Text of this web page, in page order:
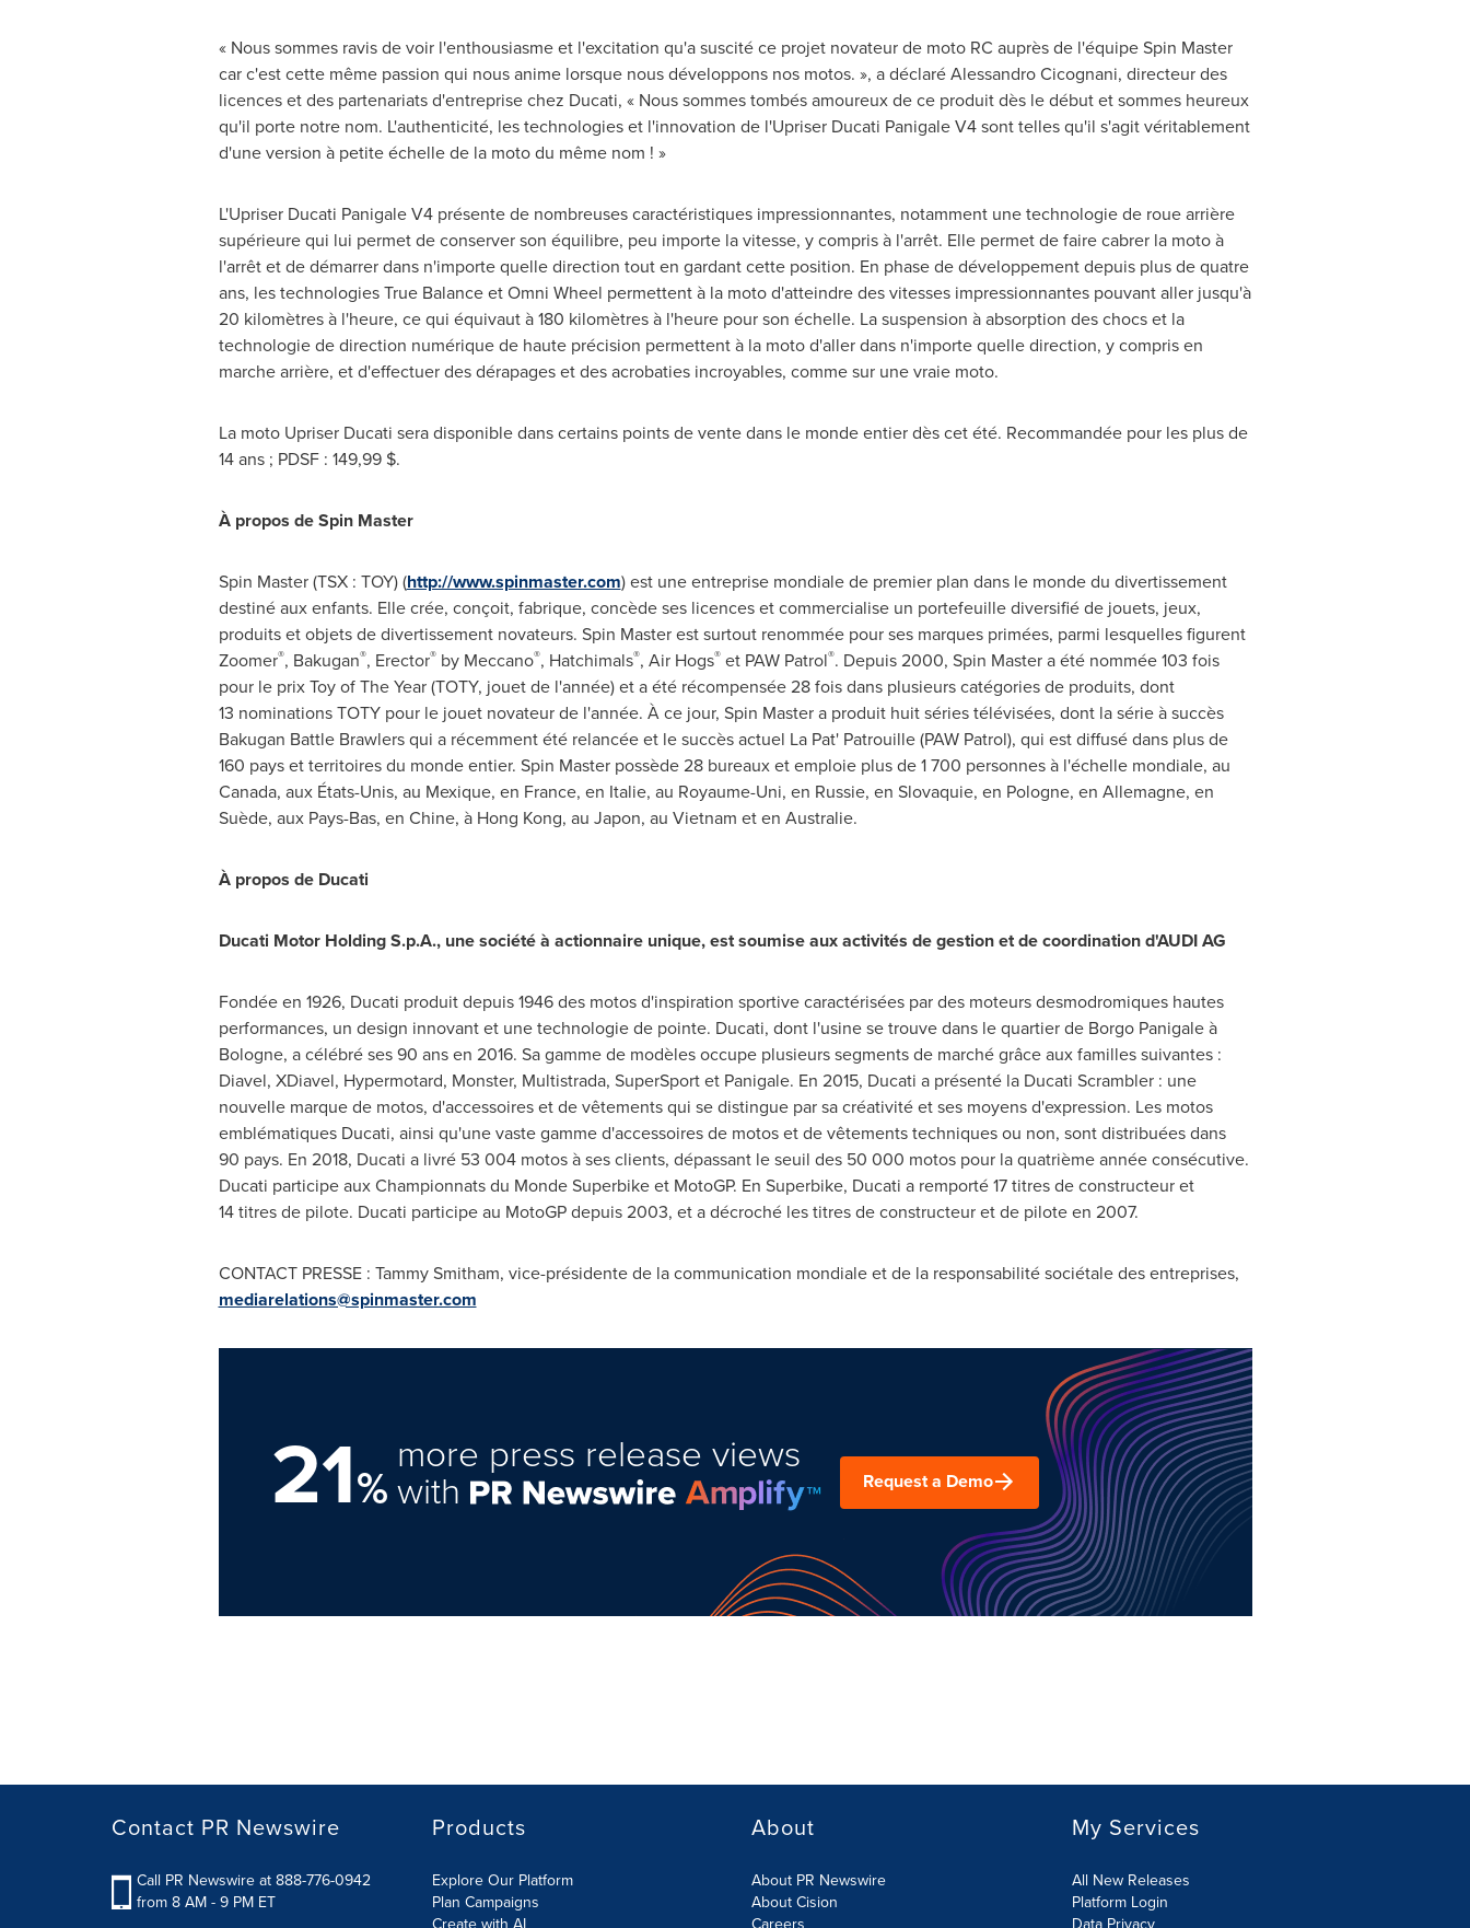
« Nous sommes ravis de voir l'enthousiasme et l'excitation qu'a suscité ce projet novateur de moto RC auprès de l'équipe Spin Master
car c'est cette même passion qui nous anime lorsque nous développons nos motos. », a déclaré Alessandro Cicognani, directeur des
licences et des partenariats d'entreprise chez Ducati, « Nous sommes tombés amoureux de ce produit dès le début et sommes heureux
qu'il porte notre nom. L'authenticité, les technologies et l'innovation de l'Upriser Ducati Panigale V4 sont telles qu'il s'agit véritablement
d'une version à petite échelle de la moto du même nom ! »
L'Upriser Ducati Panigale V4 présente de nombreuses caractéristiques impressionnantes, notamment une technologie de roue arrière
supérieure qui lui permet de conserver son équilibre, peu importe la vitesse, y compris à l'arrêt. Elle permet de faire cabrer la moto à
l'arrêt et de démarrer dans n'importe quelle direction tout en gardant cette position. En phase de développement depuis plus de quatre
ans, les technologies True Balance etOmni Wheel permettent à la moto d'atteindre des vitesses impressionnantes pouvant aller jusqu'à
20 kilomètres à l'heure, ce qui équivaut à 180 kilomètres à l'heure pour son échelle. La suspension à absorption des chocs et la
technologie de direction numérique de haute précision permettent à la moto d'aller dans n'importe quelle direction, y compris en
marche arrière, et d'effectuer des dérapages et des acrobaties incroyables, comme sur une vraie moto.
La moto Upriser Ducati sera disponible dans certains points de vente dans le monde entier dès cet été. Recommandée pour les plus de
14 ans ; PDSF : 149,99 $.
À propos de Spin Master
Spin Master (TSX : TOY) (http://www.spinmaster.com) est une entreprise mondiale de premier plan dans le monde du divertissement
destiné aux enfants. Elle crée, conçoit, fabrique, concède ses licences et commercialise un portefeuille diversifié de jouets, jeux,
produits et objets de divertissement novateurs. Spin Master est surtout renommée pour ses marques primées, parmi lesquelles figurent
Zoomer®, Bakugan®, Erector®by Meccano®, Hatchimals®, Air Hogs®et PAW Patrol®. Depuis 2000, Spin Master a été nommée 103 fois
pour le prix Toy of The Year (TOTY, jouet de l'année) et a été récompensée 28 fois dans plusieurs catégories de produits, dont
13 nominations TOTY pour le jouet novateur de l'année. À ce jour, Spin Master a produit huit séries télévisées, dont la série à succès
Bakugan Battle Brawlers qui a récemment été relancée et le succès actuel La Pat' Patrouille (PAW Patrol), qui est diffusé dans plus de
160 pays et territoires du monde entier. Spin Master possède 28 bureaux et emploie plus de 1 700 personnes à l'échelle mondiale, au
Canada, aux États-Unis, au Mexique, en France, en Italie, au Royaume-Uni, en Russie, en Slovaquie, en Pologne, en Allemagne, en
Suède, aux Pays-Bas, en Chine, à Hong Kong, au Japon, au Vietnam et en Australie.
À propos de Ducati
Ducati Motor Holding S.p.A., une société à actionnaire unique,estsoumise aux activités de gestion et de coordination d'AUDI AG
Fondée en 1926, Ducati produit depuis 1946 des motos d'inspiration sportive caractérisées par des moteurs desmodromiques hautes
performances, un design innovant et une technologie de pointe. Ducati, dont l'usine se trouve dans le quartier de Borgo Panigale à
Bologne, a célébré ses 90 ans en 2016. Sa gamme de modèles occupe plusieurs segments de marché grâce aux familles suivantes :
Diavel, XDiavel, Hypermotard, Monster, Multistrada, SuperSport et Panigale. En 2015, Ducati a présenté la Ducati Scrambler : une
nouvelle marque de motos, d'accessoires et de vêtements qui se distingue par sa créativité et ses moyens d'expression. Les motos
emblématiques Ducati, ainsi qu'une vaste gamme d'accessoires de motos et de vêtements techniques ou non, sont distribuées dans
90 pays. En 2018, Ducati a livré 53 004 motos à ses clients, dépassant le seuil des 50 000 motos pour la quatrième année consécutive.
Ducati participe aux Championnats du Monde Superbike et MotoGP. En Superbike, Ducati a remporté 17 titres de constructeur et
14 titres de pilote. Ducati participe au MotoGP depuis2003, eta décroché les titres de constructeur et de pilote en 2007.
CONTACT PRESSE : Tammy Smitham, vice-présidente de la communication mondiale et de la responsabilité sociétale des entreprises,
mediarelations@spinmaster.com
21%
more press release views
with Request a Demo
Contact PR Newswire
Call PR Newswire at 888-776-0942
from 8 AM - 9 PM ET
Products
Explore Our Platform
Plan Campaigns
About
About PR Newswire
About Cision
My Services
All New Releases
Platform Login